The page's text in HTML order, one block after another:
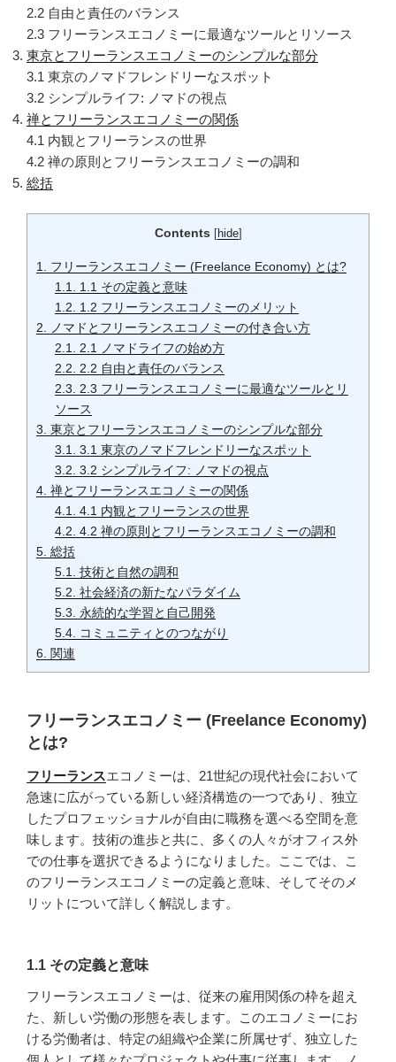
2.2 自由と責任のバランス
2.3 フリーランスエコノミーに最適なツールとリソース
東京とフリーランスエコノミーのシンプルな部分
3.1 東京のノマドフレンドリーなスポット
3.2 シンプルライフ: ノマドの視点
禅とフリーランスエコノミーの関係
4.1 内観とフリーランスの世界
4.2 禅の原則とフリーランスエコノミーの調和
総括
Contents [hide]
1.
フリーランスエコノミー (Freelance Economy) とは?
1.1.
1.1 その定義と意味
1.2.
1.2 フリーランスエコノミーのメリット
2.
ノマドとフリーランスエコノミーの付き合い方
2.1.
2.1 ノマドライフの始め方
2.2.
2.2 自由と責任のバランス
2.3.
2.3 フリーランスエコノミーに最適なツールとリ
ソース
3. 東京とフリーランスエコノミーのシンプルな部分
3.1.
3.1 東京のノマドフレンドリーなスポット
3.2. 3.2 シンプルライフ: ノマドの視点
4. 禅とフリーランスエコノミーの関係
4.1.
4.1 内観とフリーランスの世界
4.2. 4.2 禅の原則とフリーランスエコノミーの調和
5. 総括
5.1.
技術と自然の調和
5.2. 社会経済の新たなパラダイム
5.3.
永続的な学習と自己開発
5.4.
コミュニティとのつながり
6. 関連
フリーランスエコノミー (Freelance Economy)
とは?
フリーランスエコノミーは、21世紀の現代社会において
急速に広がっている新しい経済構造の一つであり、独立
したプロフェッショナルが自由に職務を選べる空間を意
味します。技術の進歩と共に、多くの人々がオフィス外
での仕事を選択できるようになりました。ここでは、こ
のフリーランスエコノミーの定義と意味、そしてそのメ
リットについて詳しく解説します。
1.1 その定義と意味
フリーランスエコノミーは、従来の雇用関係の枠を超え
た、新しい労働の形態を表します。このエコノミーにお
ける労働者は、特定の組織や企業に所属せず、独立した